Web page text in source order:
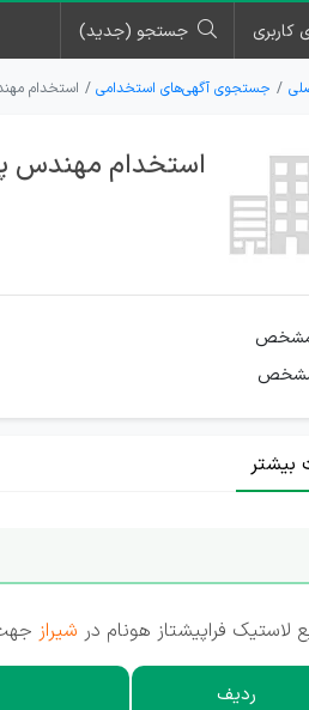
کاربری جستجو (جدید)
جستجوی آگهی‌های استخدامی استخدام
استخدام مهندس
بیشتر
لاستیک فراپیشتاز هونام در شیراز
ردیف